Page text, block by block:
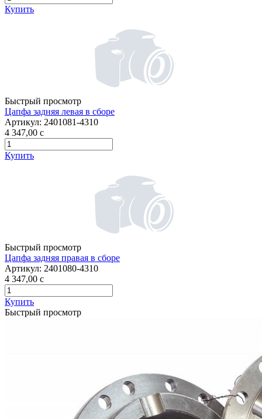
Купить
Быстрый просмотр
Цапфа задняя левая в сборе
Артикул: 2401081-4310
4 347,00 c
Купить
Быстрый просмотр
Цапфа задняя правая в сборе
Артикул: 2401080-4310
4 347,00 c
Купить
Быстрый просмотр